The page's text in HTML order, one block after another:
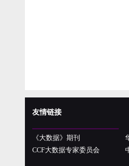
友情链接
《大数据》期刊
CCF大数据专家委员会